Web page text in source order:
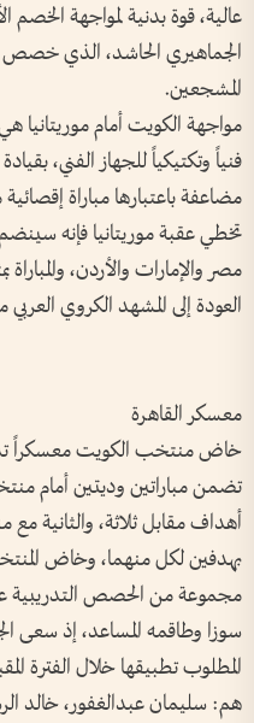
عالية، قوة بدنية لمواجهة
الجماهيري الحاشد، الذي خصص
المشجعين.
مواجهة الكويت أمام موريتانيا
فنياً وتكتيكياً للجهاز الفني،
مضاعفة باعتبارها مباراة
تخطي عقبة موريتانيا فإنه سينضم
مصر والإمارات والأردن،
العودة إلى المشهد الكروي العربي
معسكر القاهرة
خاض منتخب الكويت معسكراً
تضمن مباراتين وديتين أمام
أهداف مقابل ثلاثة، والثانية مع
بهدفين لكل منهما، وخاض
مجموعة من الحصص التدريبية على
سوزا وطاقمه المساعد، إذ سعى
هم: سليمان عبدالغفور، خالد